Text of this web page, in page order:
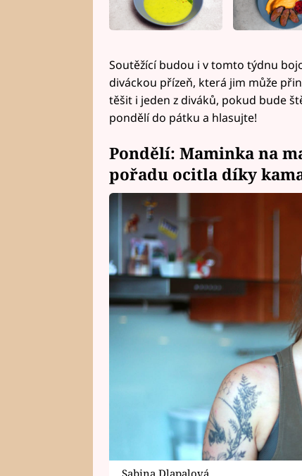
Soutěžící budou i v tomto týdnu
diváckou přízeň, která jim může
těšit i jeden z diváků, pokud bude
pondělí do pátku a hlasujte!
Pondělí: Maminka na
pořadu ocitla díky